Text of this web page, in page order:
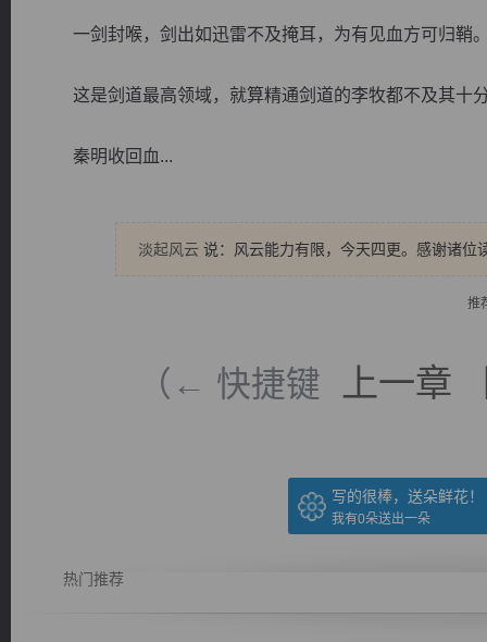
一剑封喉，剑出如迅雷不及掩耳，为有见血方可归鞘
这是剑道最高领域，就算精通剑道的李牧都不及其十
秦明收回血...
淡起风云 说：风云能力有限，今天四更。感谢诸位
推
（← 快捷键 上一章
写的很棒，送朵鲜花！
我有0朵送出一朵
热门推荐